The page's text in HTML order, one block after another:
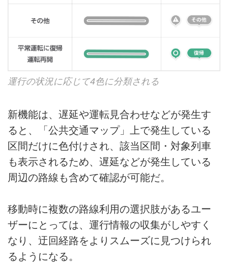
運行の状況に応じて4色に分類される
新機能は、遅延や運転見合わせなどが発生す
ると、「公共交通マップ」上で発生している
区間だけに色付けされ、該当区間・対象列車
も表示されるため、遅延などが発生している
周辺の路線も含めて確認が可能だ。
移動時に複数の路線利用の選択肢があるユー
ザーにとっては、運行情報の収集がしやすく
なり、迂回経路をよりスムーズに見つけられ
るようになる。